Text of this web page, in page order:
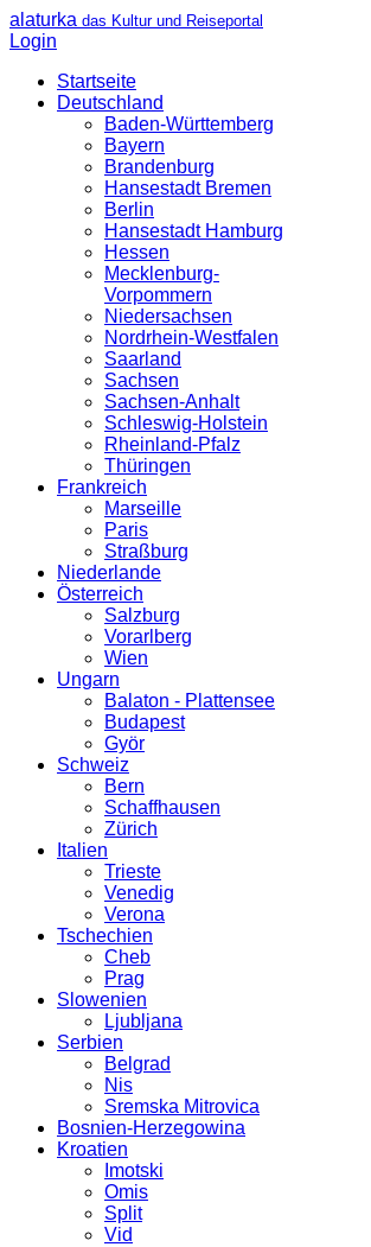
alaturka das Kultur und Reiseportal
Login
Startseite
Deutschland
Baden-Württemberg
Bayern
Brandenburg
Hansestadt Bremen
Berlin
Hansestadt Hamburg
Hessen
Mecklenburg-
Vorpommern
Niedersachsen
Nordrhein-Westfalen
Saarland
Sachsen
Sachsen-Anhalt
Schleswig-Holstein
Rheinland-Pfalz
Thüringen
Frankreich
Marseille
Paris
Straßburg
Niederlande
Österreich
Salzburg
Vorarlberg
Wien
Ungarn
Balaton - Plattensee
Budapest
Györ
Schweiz
Bern
Schaffhausen
Zürich
Italien
Trieste
Venedig
Verona
Tschechien
Cheb
Prag
Slowenien
Ljubljana
Serbien
Belgrad
Nis
Sremska Mitrovica
Bosnien-Herzegowina
Kroatien
Imotski
Omis
Split
Vid